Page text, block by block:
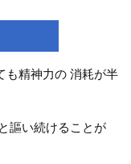
も精神力の 消耗が半
謳い続けることが